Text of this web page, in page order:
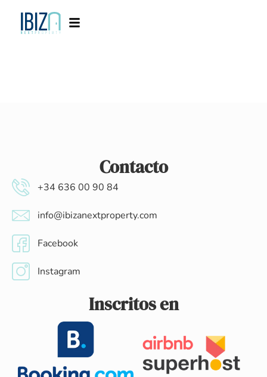
Contacto
+34 636 00 90 84
info@ibizanextproperty.com
Facebook
Instagram
Inscritos en